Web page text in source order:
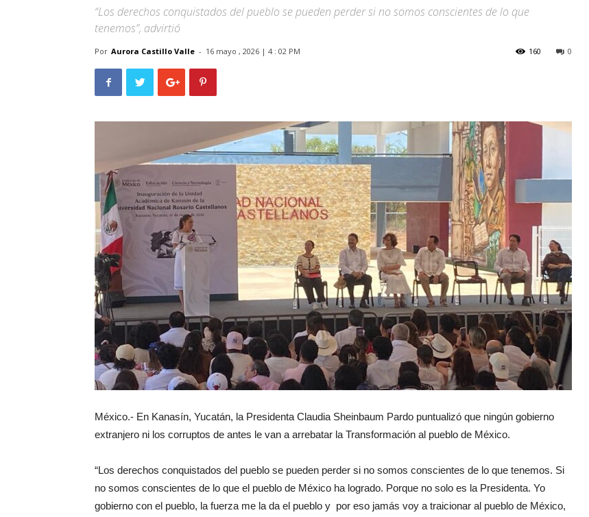
“Los derechos conquistados del pueblo se pueden perder si no somos conscientes de lo que
tenemos”, advirtió
Por Aurora Castillo Valle - 16 mayo , 2026 | 4 : 02 PM 0
160
México.- En Kanasín, Yucatán, la Presidenta Claudia Sheinbaum Pardo puntualizó que ningún gobierno
extranjero ni los corruptos de antes le van a arrebatar la Transformación al pueblo de México.
“Los derechos conquistados del pueblo se pueden perder si no somos conscientes de lo que tenemos. Si
no somos conscientes de lo que el pueblo de México ha logrado. Porque no solo es la Presidenta. Yo
gobierno con el pueblo, la fuerza me la da el pueblo y por eso jamás voy a traicionar al pueblo de México,